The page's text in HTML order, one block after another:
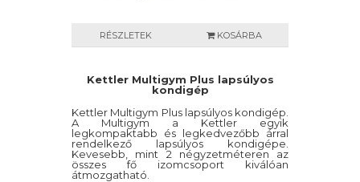
RÉSZLETEK KOSÁRBA
Kettler Multigym Plus lapsúlyos
kondigép
Kettler Multigym Plus lapsúlyos kondigép.
A Multigym a Kettler egyik
legkompaktabb és legkedvezőbb árral
rendelkező lapsúlyos kondigépe.
Kevesebb, mint 2 négyzetméteren az
összes fő izomcsoport kiválóan
átmozgatható.